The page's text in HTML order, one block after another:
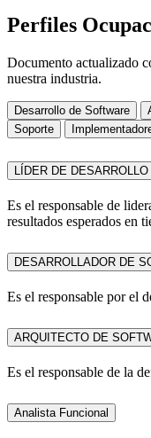
Perfiles
Documento actualizado
nuestra industria.
Desarrollo de Software
Soporte
LÍDER DE
Es el responsable de
resultados esperados en
DESARROLLADOR DE
Es el responsable por el
ARQUITECTO DE
Es el responsable de la
Analista Funcional